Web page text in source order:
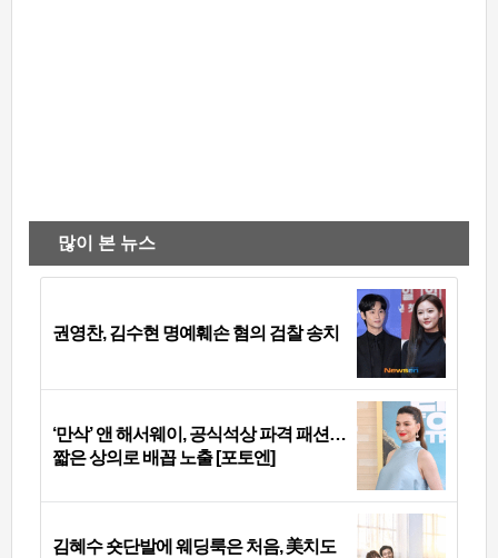
많이 본 뉴스
권영찬, 김수현 명예훼손 혐의 검찰 송치
‘만삭’ 앤 해서웨이, 공식석상 파격 패션…
짧은 상의로 배꼽 노출 [포토엔]
김혜수 숏단발에 웨딩룩은 처음, 美치도